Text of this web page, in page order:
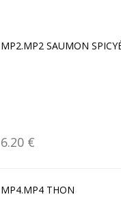
MP2.MP2 SAUMON
6.20 €
MP4.MP4 THON